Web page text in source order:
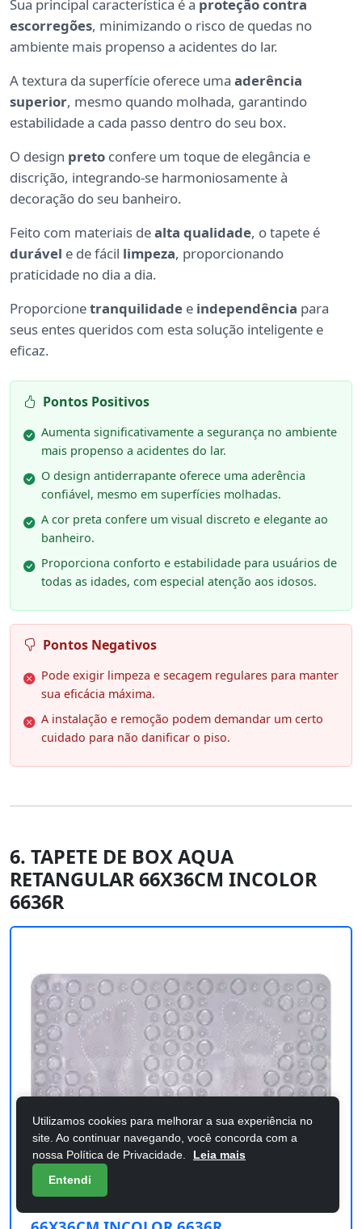
Sua principal característica é a proteção contra
escorregões, minimizando o risco de quedas no
ambiente mais propenso a acidentes do lar.
A textura da superfície oferece uma aderência
superior, mesmo quando molhada, garantindo
estabilidade a cada passo dentro do seu box.
O design preto confere um toque de elegância e
discrição, integrando-se harmoniosamente à
decoração do seu banheiro.
Feito com materiais dealta qualidade, o tapete é
durável e de fácil limpeza, proporcionando
praticidade no dia a dia.
Proporcionetranquilidade e independência para
seus entes queridos com esta solução inteligente e
eficaz.
Pontos Positivos
Aumenta significativamente a segurança no ambiente
mais propenso a acidentes do lar.
O design antiderrapante oferece uma aderência
confiável, mesmo em superfícies molhadas.
A cor preta confere um visual discreto e elegante ao
banheiro.
Proporciona conforto e estabilidade para usuários de
todas as idades, com especial atenção aos idosos.
Pontos Negativos
Pode exigir limpeza e secagem regulares para manter
sua eficácia máxima.
A instalação e remoção podem demandar um certo
cuidado para não danificar o piso.
6. TAPETE DE BOX AQUA
RETANGULAR 66X36CM INCOLOR
6636R
TAPETE DE BOX AQUA RETANGULAR
Utilizamos cookies para melhorar a sua experiência no
site. Ao continuar navegando, você concorda com a
nossa Política de Privacidade.
Leia mais
Entendi